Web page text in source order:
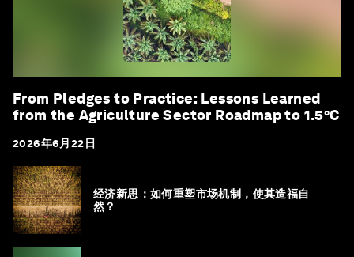
From Pledges to Practice: Lessons Learned
from the Agriculture Sector Roadmap to 1.5°C
2026年6月22日
经济新思：如何重塑市场机制，使其造福自
然？